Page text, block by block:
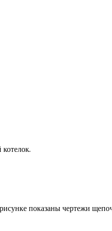
показаны чертежи